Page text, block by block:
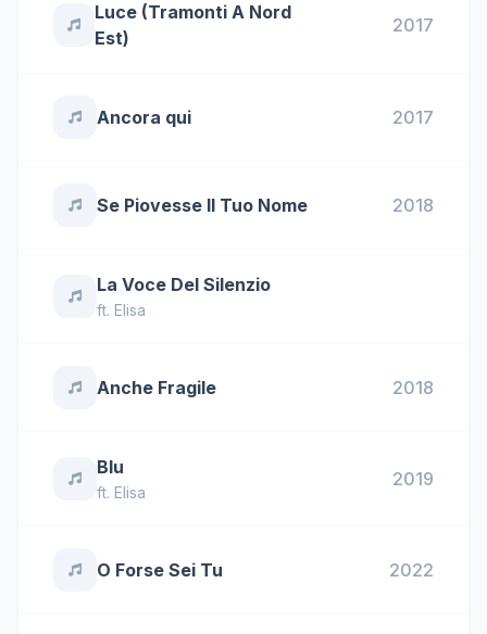
Luce (Tramonti A Nord
Est)
2017
Ancora qui 2017
Se Piovesse Il Tuo Nome 2018
La Voce Del Silenzio
ft. Elisa
Anche Fragile 2018
Blu
ft. Elisa
2019
O Forse Sei Tu 2022